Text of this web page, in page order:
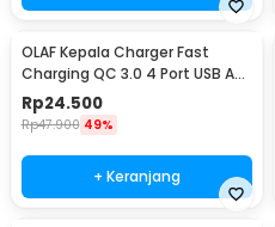
OLAF Kepala Charger Fast
Charging QC 3.0 4 Port USB A
48 W - BK-376
Rp24.500
Rp47.900 49%
+ Keranjang